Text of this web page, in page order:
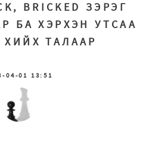
BRICKED ЗЭРЭГ
БА ХЭРХЭН УТСАА
ХИЙХ ТАЛААР
04-01 13:51